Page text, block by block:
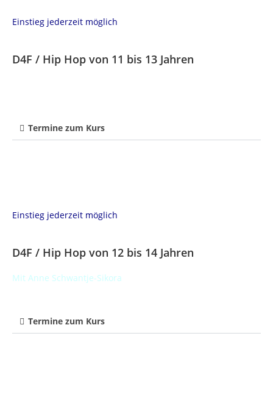
Einstieg jederzeit möglich
D4F / Hip Hop von 11 bis 13 Jahren
Termine zum Kurs
Einstieg jederzeit möglich
D4F / Hip Hop von 12 bis 14 Jahren
Mit Anne Schwantje-Sikora
Termine zum Kurs